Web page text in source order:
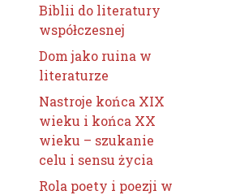
Biblii do literatury
współczesnej
Dom jako ruina w
literaturze
Nastroje końca XIX
wieku i końca XX
wieku – szukanie
celu i sensu życia
Rola poety i poezji w